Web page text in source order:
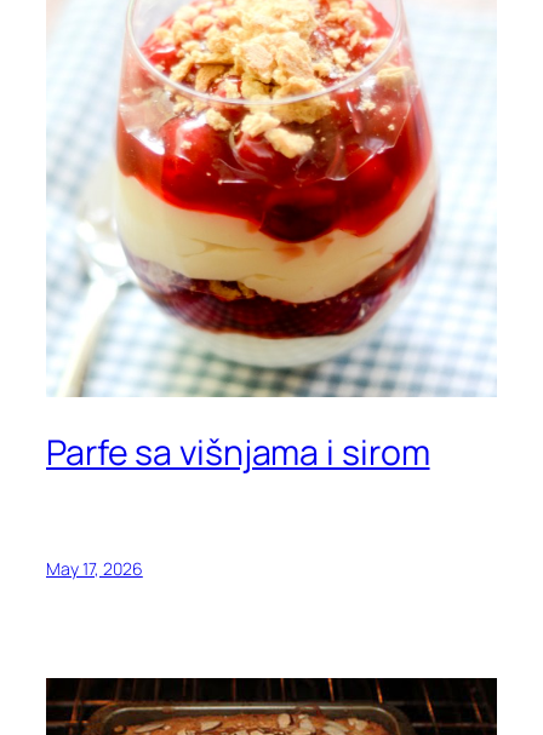
Parfe sa višnjama i sirom
May 17, 2026